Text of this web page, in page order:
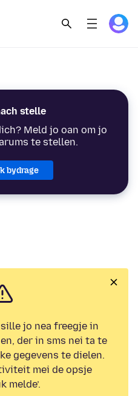
stelle
Meld jo oan om jo
te stellen.
bydrage
jo nea freegje in
der in sms nei ta te
gegevens te dielen.
mei de opsje
melde’.